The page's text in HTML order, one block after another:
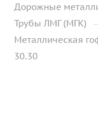
Дорожные
Трубы ЛМГ (МГК)
Металлическая
30.30